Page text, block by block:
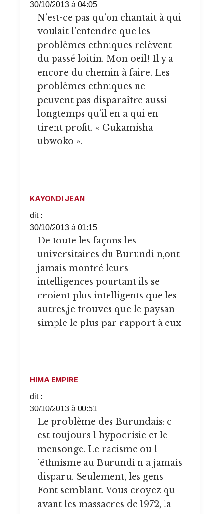
30/10/2013 à 04:05
N’est-ce pas qu’on chantait à qui
voulait l’entendre que les
problèmes ethniques relèvent
du passé loitin. Mon oeil! Il y a
encore du chemin à faire. Les
problèmes ethniques ne
peuvent pas disparaître aussi
longtemps qu’il en a qui en
tirent profit. « Gukamisha
ubwoko ».
KAYONDI JEAN
dit :
30/10/2013 à 01:15
De toute les façons les
universitaires du Burundi n,ont
jamais montré leurs
intelligences pourtant ils se
croient plus intelligents que les
autres,je trouves que le paysan
simple le plus par rapport à eux
HIMA EMPIRE
dit :
30/10/2013 à 00:51
Le problème des Burundais: c
est toujours l hypocrisie et le
mensonge. Le racisme ou l
´éthnisme au Burundi n a jamais
disparu. Seulement, les gens
Font semblant. Vous croyez qu
avant les massacres de 1972, la